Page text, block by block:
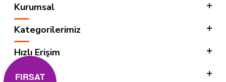
Kurumsal
Kategorilerimiz
Hızlı Erişim
Sosyal
FIRSAT